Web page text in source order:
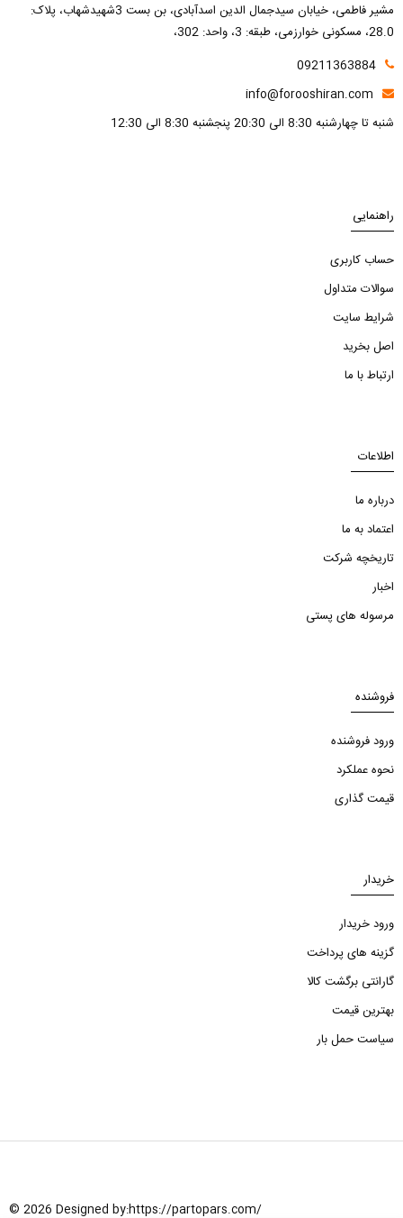
مشیر فاطمی، خیابان سیدجمال الدین اسدآبادی، بن بست 3شهیدشهاب، پلاک:
28.0، مسکونی خوارزمی، طبقه: 3، واحد: 302،
09211363884
info@forooshiran.com
شنبه تا چهارشنبه 8:30 الی 20:30 پنجشنبه 8:30 الی 12:30
راهنمایی
حساب کاربری
سوالات متداول
شرایط سایت
اصل بخرید
ارتباط با ما
اطلاعات
درباره ما
اعتماد به ما
تاریخچه شرکت
اخبار
مرسوله های پستی
فروشنده
ورود فروشنده
نحوه عملکرد
قیمت گذاری
خریدار
ورود خریدار
گزینه های پرداخت
گارانتی برگشت کالا
بهترین قیمت
سیاست حمل بار
© 2026 Designed by:https://partopars.com/